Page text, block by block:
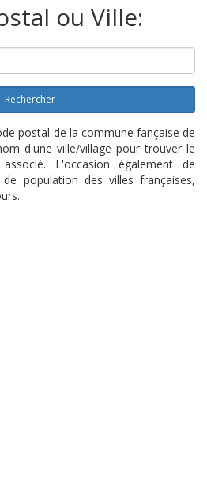
ou Ville:
Rechercher
postal de la commune fançaise de
d'une ville/village pour trouver le
L'occasion également de
population des villes françaises,